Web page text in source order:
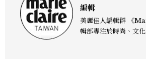
編輯
美麗佳人編輯群 《Marie Claire》雜誌編
輯部專注於時尚、文